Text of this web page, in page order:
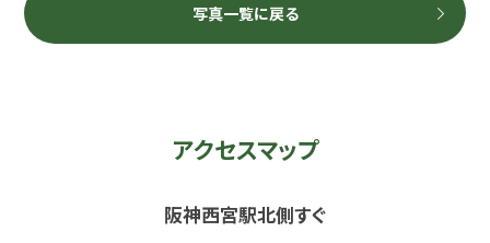
写真一覧に戻る
アクセスマップ
阪神西宮駅北側すぐ